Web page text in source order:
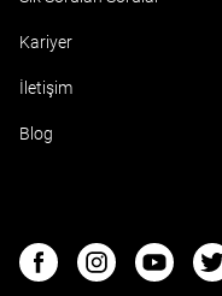
Kariyer
İletişim
Blog
FacebookInstagram